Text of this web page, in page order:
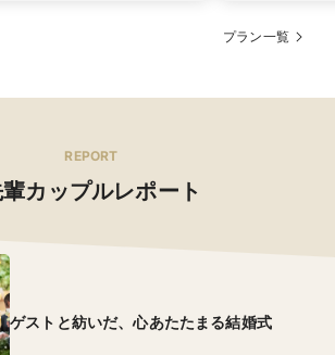
試着付きフェアでチェック！予約はコチ
な日に相応しい一番美味しい状態でのお料理をお届
スピレーションを生かして作るオリジナルメニュー
の顔ぶれに合わせ、アレルギーがある方にも万全
りで対応します。お年を召したゲストの方のお肉
あらかじめカットしてお運びすることも可能ござ
プラン一覧
REPORT
カップルレポート
ゲストと紡いだ、心あたたまる結婚式